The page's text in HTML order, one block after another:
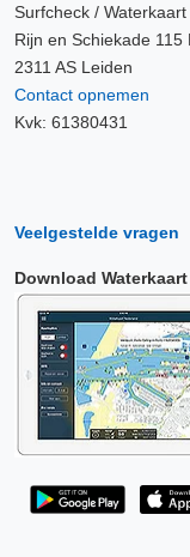
Surfcheck /
Rijn en Schiekade 115
2311 AS Leiden
Contact opnemen
Kvk: 61380431
Veelgestelde vragen
Download